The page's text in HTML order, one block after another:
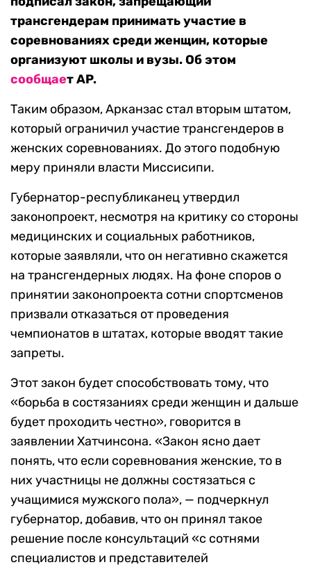
трансгендерам принимать участие в
соревнованиях среди женщин, которые
организуют школы и вузы. Об этом
сообщает AP.
Таким образом, Арканзас стал вторым штатом,
который ограничил участие трансгендеров в
женских соревнованиях. До этого подобную
меру приняли власти Миссисипи.
Губернатор-республиканец утвердил
законопроект, несмотря на критику со стороны
медицинских и социальных работников,
которые заявляли, что он негативно скажется
на трансгендерных людях. На фоне споров о
принятии законопроекта сотни спортсменов
призвали отказаться от проведения
чемпионатов в штатах, которые вводят такие
запреты.
Этот закон будет способствовать тому, что
«борьба в состязаниях среди женщин и дальше
будет проходить честно», говорится в
заявлении Хатчинсона. «Закон ясно дает
понять, что если соревнования женские, то в
них участницы не должны состязаться с
учащимися мужского пола», — подчеркнул
губернатор, добавив, что он принял такое
решение после консультаций «с сотнями
специалистов и представителей